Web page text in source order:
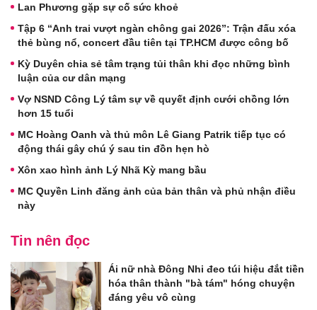
Lan Phương gặp sự cố sức khoẻ
Tập 6 “Anh trai vượt ngàn chông gai 2026”: Trận đấu xóa
thẻ bùng nổ, concert đầu tiên tại TP.HCM được công bố
Kỳ Duyên chia sẻ tâm trạng tủi thân khi đọc những bình
luận của cư dân mạng
Vợ NSND Công Lý tâm sự về quyết định cưới chồng lớn
hơn 15 tuổi
MC Hoàng Oanh và thủ môn Lê Giang Patrik tiếp tục có
động thái gây chú ý sau tin đồn hẹn hò
Xôn xao hình ảnh Lý Nhã Kỳ mang bầu
MC Quyền Linh đăng ảnh của bản thân và phủ nhận điều
này
Tin nên đọc
Ái nữ nhà Đông Nhi đeo túi hiệu đắt tiền
hóa thân thành "bà tám" hóng chuyện
đáng yêu vô cùng